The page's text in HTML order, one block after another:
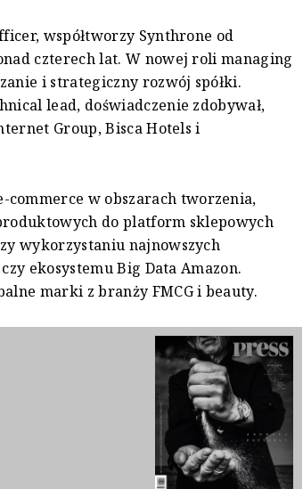
współtworzy Synthrone od
czterech lat. W nowej roli managing
i strategiczny rozwój spółki.
lead, doświadczenie zdobywał,
Group, Bisca Hotels i
commerce w obszarach tworzenia,
do platform sklepowych
wykorzystaniu najnowszych
ekosystemu Big Data Amazon.
marki z branży FMCG i beauty.